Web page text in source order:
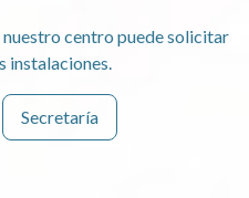
nuestro centro puede solicitar
instalaciones.
Secretaría